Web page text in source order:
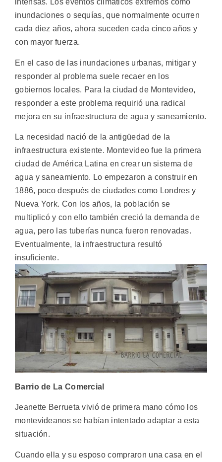
intensas. Los eventos climáticos extremos como
inundaciones o sequías, que normalmente ocurren
cada diez años, ahora suceden cada cinco años y
con mayor fuerza.
En el caso de las inundaciones urbanas, mitigar y
responder al problema suele recaer en los
gobiernos locales. Para la ciudad de Montevideo,
responder a este problema requirió una radical
mejora en su infraestructura de agua y saneamiento.
La necesidad nació de la antigüedad de la
infraestructura existente. Montevideo fue la primera
ciudad de América Latina en crear un sistema de
agua y saneamiento. Lo empezaron a construir en
1886, poco después de ciudades como Londres y
Nueva York. Con los años, la población se
multiplicó y con ello también creció la demanda de
agua, pero las tuberías nunca fueron renovadas.
Eventualmente, la infraestructura resultó
insuficiente.
Barrio de La Comercial
Jeanette Berrueta vivió de primera mano cómo los
montevideanos se habían intentado adaptar a esta
situación.
Cuando ella y su esposo compraron una casa en el